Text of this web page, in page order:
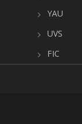
YAU
UVS
FIC